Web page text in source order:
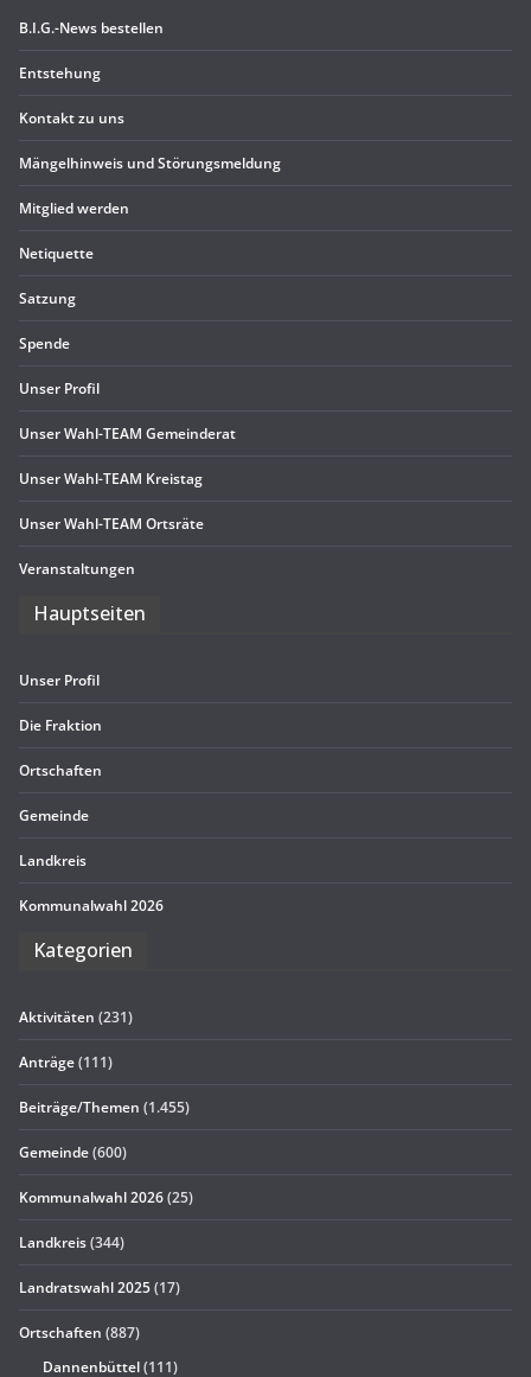
B.I.G.-News bestel­len
Ent­ste­hung
Kon­takt zu uns
Män­gel­hin­weis und Störungsmeldung
Mit­glied werden
Neti­quette
Sat­zung
Spende
Unser Pro­fil
Unser Wahl-TEAM Gemeinderat
Unser Wahl-TEAM Kreistag
Unser Wahl-TEAM Ortsräte
Ver­an­stal­tun­gen
Haupt­sei­ten
Unser Pro­fil
Die Frak­tion
Ort­schaf­ten
Gemeinde
Land­kreis
Kom­mu­nal­wahl 2026
Kate­go­rien
Aktivitäten (231)
Anträge(111)
Beiträge/Themen (1.455)
Gemeinde(600)
Kommunalwahl 2026(25)
Landkreis(344)
Landratswahl 2025(17)
Ortschaften (887)
Dannenbüttel(111)